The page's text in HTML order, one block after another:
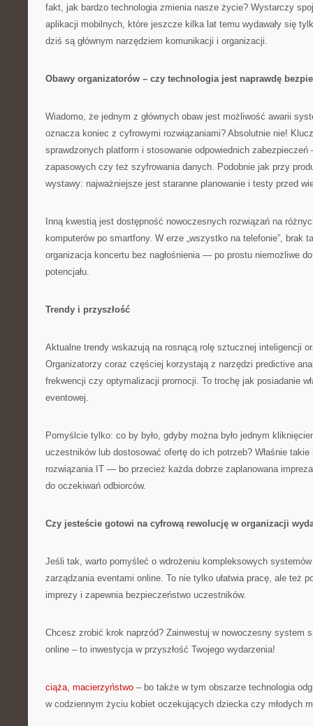
fakt, jak bardzo technologia zmienia nasze życie? Wystarczy
aplikacji mobilnych, które jeszcze kilka lat temu wydawały się
dziś są głównym narzędziem komunikacji i organizacji.
Obawy organizatorów – czy technologia jest naprawdę
Wiadomo, że jednym z głównych obaw jest możliwość awarii
oznacza koniec z cyfrowymi rozwiązaniami? Absolutnie nie!
sprawdzonych platform i stosowanie odpowiednich
zapasowych czy też szyfrowania danych. Podobnie jak przy
wystawy: najważniejsze jest staranne planowanie i testy przed
Inną kwestią jest dostępność nowoczesnych rozwiązań na
komputerów po smartfony. W erze „wszystko na telefonie”, brak
organizacja koncertu bez nagłośnienia — po prostu niemożliwe
potencjału.
Trendy i przyszłość
Aktualne trendy wskazują na rosnącą rolę sztucznej inteligencji
Organizatorzy coraz częściej korzystają z narzędzi predictive
frekwencji czy optymalizacji promocji. To trochę jak posiadanie
eventowej.
Pomyślcie tylko: co by było, gdyby można było jednym
uczestników lub dostosować ofertę do ich potrzeb? Właśnie
rozwiązania IT — bo przecież każda dobrze zaplanowana
do oczekiwań odbiorców.
Czy jesteście gotowi na cyfrową rewolucję w organizacji
Jeśli tak, warto pomyśleć o wdrożeniu kompleksowych
zarządzania eventami online. To nie tylko ułatwia pracę, ale też
imprezy i zapewnia bezpieczeństwo uczestników.
Chcesz zrobić krok naprzód? Zainwestuj w nowoczesny system
online – to inwestycja w przyszłość Twojego wydarzenia!
ciąża, macierzyństwo – bo także w tym obszarze technologia
w codziennym życiu kobiet oczekujących dziecka czy młodych